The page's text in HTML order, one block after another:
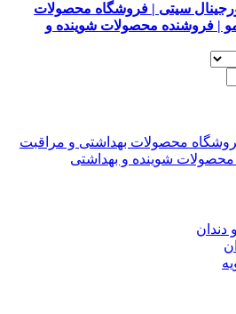
سیتی | فروشگاه محصولات
| فروشنده محصولات شوینده و
دندان